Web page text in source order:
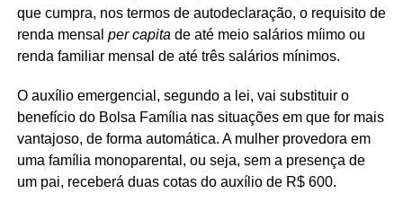
que cumpra, nos termos de autodeclaração, o requisito de
renda mensal per capita de até meio salários míimo ou
renda familiar mensal de até três salários mínimos.
O auxílio emergencial, segundo a lei, vai substituir o
benefício do Bolsa Família nas situações em que for mais
vantajoso, de forma automática. A mulher provedora em
uma família monoparental, ou seja, sem a presença de
um pai, receberá duas cotas do auxílio de R$ 600.